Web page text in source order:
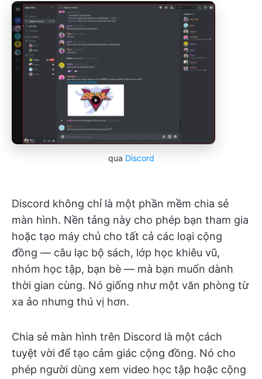
qua Discord
Discord không chỉ là một phần mềm chia sẻ
màn hình. Nền tảng này cho phép bạn tham gia
hoặc tạo máy chủ cho tất cả các loại cộng
đồng — câu lạc bộ sách, lớp học khiêu vũ,
nhóm học tập, bạn bè — mà bạn muốn dành
thời gian cùng. Nó giống như một văn phòng từ
xa ảo nhưng thú vị hơn.
Chia sẻ màn hình trên Discord là một cách
tuyệt vời để tạo cảm giác cộng đồng. Nó cho
phép người dùng xem video học tập hoặc cộng